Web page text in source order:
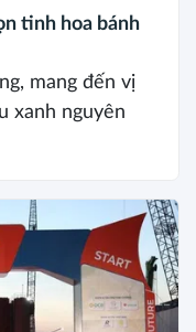
tinh hoa bánh
mang đến vị
xanh nguyên